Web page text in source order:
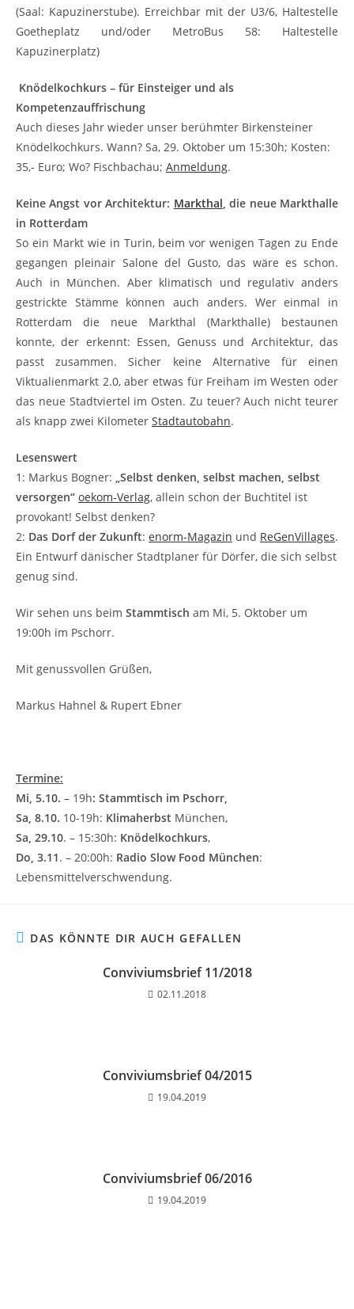
(Saal: Kapuzinerstube). Erreichbar mit der U3/6, Haltestelle
Goetheplatz und/oder MetroBus 58: Haltestelle
Kapuzinerplatz)
Knödelkochkurs – für Einsteiger und als
Kompetenzauffrischung
Auch dieses Jahr wieder unser berühmter Birkensteiner
Knödelkochkurs. Wann? Sa, 29. Oktober um 15:30h; Kosten:
35,- Euro; Wo? Fischbachau; Anmeldung.
Keine Angst vor Architektur: Markthal , die neue Markthalle
in Rotterdam
So ein Markt wie in Turin, beim vor wenigen Tagen zu Ende
gegangen pleinair Salone del Gusto, das wäre es schon.
Auch in München. Aber klimatisch und regulativ anders
gestrickte Stämme können auch anders. Wer einmal in
Rotterdam die neue Markthal (Markthalle) bestaunen
konnte, der erkennt: Essen, Genuss und Architektur, das
passt zusammen. Sicher keine Alternative für einen
Viktualienmarkt 2.0, aber etwas für Freiham im Westen oder
das neue Stadtviertel im Osten. Zu teuer? Auch nicht teurer
als knapp zwei Kilometer Stadtautobahn.
Lesenswert
1: Markus Bogner: „Selbst denken, selbst machen, selbst
versorgen“ oekom-Verlag, allein schon der Buchtitel ist
provokant! Selbst denken?
2: Das Dorf der Zukunft: enorm-Magazin und ReGenVillages.
Ein Entwurf dänischer Stadtplaner für Dörfer, die sich selbst
genug sind.
Wir sehen uns beim Stammtisch am Mi, 5. Oktober um
19:00h im Pschorr.
Mit genussvollen Grüßen,
Markus Hahnel & Rupert Ebner
Termine:
Mi, 5.10. – 19h: Stammtisch im Pschorr,
Sa, 8.10. 10-19h: Klimaherbst München,
Sa, 29.10. – 15:30h: Knödelkochkurs,
Do, 3.11. – 20:00h: Radio Slow Food München:
Lebensmittelverschwendung.
DAS KÖNNTE DIR AUCH GEFALLEN
Conviviumsbrief 11/2018
02.11.2018
Conviviumsbrief 04/2015
19.04.2019
Conviviumsbrief 06/2016
19.04.2019